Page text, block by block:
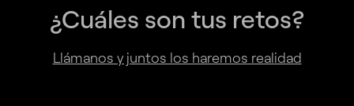
¿Cuáles son tus retos?
Llámanos y juntos los haremos realidad